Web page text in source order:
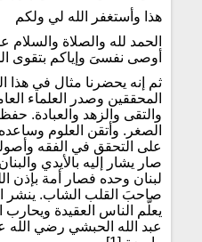
هذا وأستغفر الله لي ولكم
الحمد لله والصلاة والسلام
أوصى نفسىَ وإياكم بتقوى
ثم إنه يحضرنا مثال في هذا
المحققين وصدر العلماء
والتقى والزهد والعبادة.
الصغر. وأتقن العلوم
على التحقق في الفقه
صار يشار إليه بالأيدي
لبنان وحده فصار أمة بإذن
صاحبَ القلب الشاب. ينشر
يعلّم الناس العقيدة
عبد الله الحبشي رضي